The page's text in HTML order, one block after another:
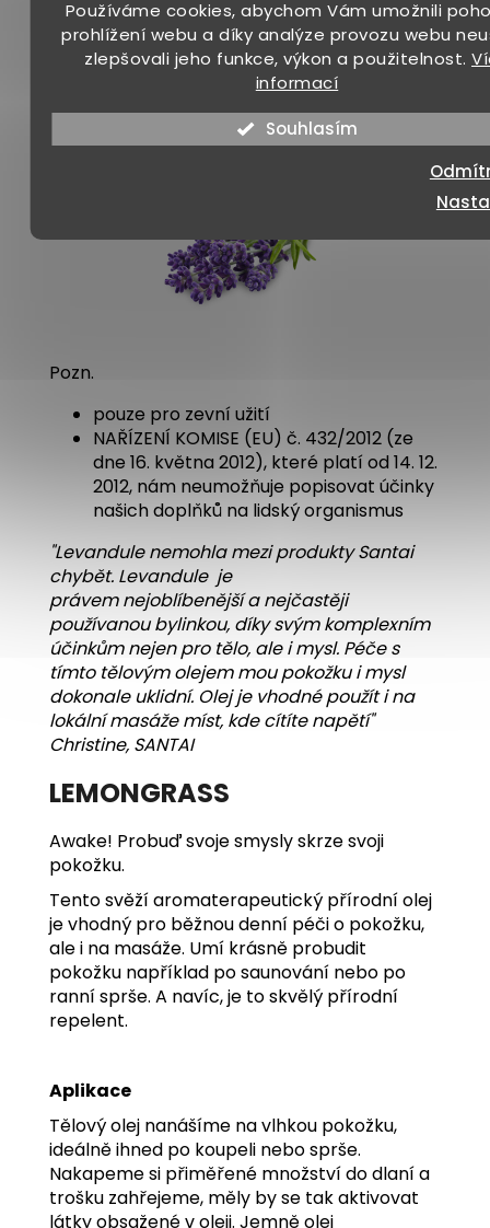
Používáme cookies, abychom Vám umožnili
prohlížení webu a díky analýze provozu webu
zlepšovali jeho funkce, výkon a použitelnost.
informací
Souhlasím
antiseptická, repelentní, má blahodárné
účinky na dýchací cesty, pokožku, pomáhá
při hojení atd. Na psychiku působí svými
zklidňujícími a uvolňujícími vlastnostmi,
pomáhá k celkové duševní harmonizaci.
Pozn.
pouze pro zevní užití
NAŘÍZENÍ KOMISE (EU) č. 432/2012 (ze
dne 16. května 2012), které platí od 14. 12.
2012, nám neumožňuje popisovat účinky
našich doplňků na lidský organismus
"Levandule nemohla mezi produkty Santai
chybět. Levandule je
právem nejoblíbenější a nejčastěji
používanou bylinkou, díky svým komplexním
účinkům nejen pro tělo, ale i mysl. Péče s
tímto tělovým olejem mou pokožku i mysl
dokonale uklidní. Olej je vhodné použít i na
lokálnímasáže míst, kde cítíte napětí"
Christine, SANTAI
LEMONGRASS
Awake! Probuď svoje smysly skrze svoji
pokožku.
Tento svěží aromaterapeutický přírodní olej
je vhodný pro běžnou denní péči o pokožku,
ale i na masáže. Umí krásně probudit
pokožku například po saunování nebo po
ranní sprše. A navíc, je to skvělý přírodní
repelent.
Aplikace
Tělový olej nanášíme na vlhkou pokožku,
ideálně ihned po koupeli nebo sprše.
Nakapeme si přiměřené množství do dlaní a
trošku zahřejeme, měly by se tak aktivovat
látky obsažené v oleji. Jemně olej